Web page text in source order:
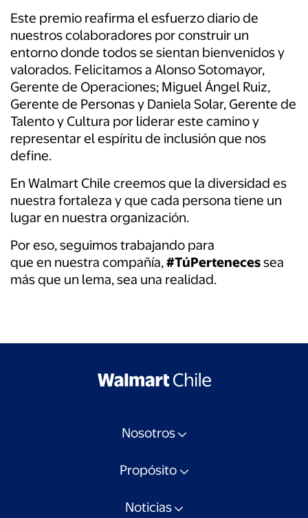
Este premio reafirma elesfuerzo diario de
nuestros colaboradores porconstruir un
entorno donde todos se sientan bienvenidos y
valorados. Felicitamos a Alonso Sotomayor,
Gerente de Operaciones; Miguel Ángel Ruiz,
Gerente de Personas y Daniela Solar, Gerente de
Talento y Cultura por liderar este camino y
representarelespíritu de inclusión que nos
define.
En Walmart Chile creemos que la diversidad es
nuestra fortaleza y que cada persona tiene un
lugaren nuestra organización.
Poreso, seguimos trabajando para
que en nuestra compañía,#TúPertenecessea
más que un lema, sea una realidad.
Nosotros
Propósito
Noticias